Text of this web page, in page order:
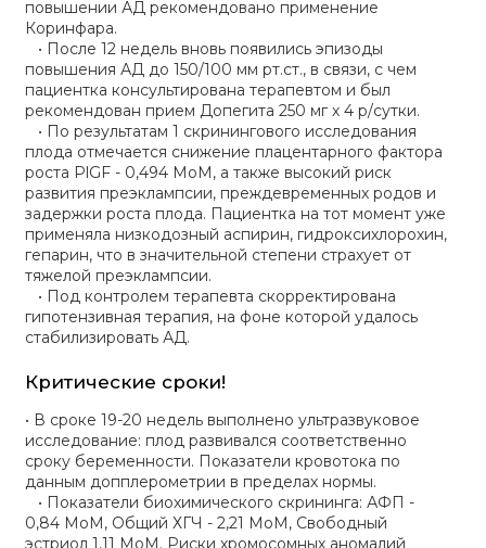
повышении АД рекомендовано применение
Коринфара.
• После 12 недель вновь появились эпизоды
повышения АД до 150/100 мм рт.ст., в связи, с чем
пациентка консультирована терапевтом и был
рекомендован прием Допегита 250 мг х 4 р/сутки.
• По результатам 1 скринингового исследования
плода отмечается снижение плацентарного фактора
роста PlGF - 0,494 МоМ, а также высокий риск
развития преэклампсии, преждевременных родов и
задержки роста плода. Пациентка на тот момент уже
применяла низкодозный аспирин, гидроксихлорохин,
гепарин, что в значительной степени страхует от
тяжелой преэклампсии.
• Под контролем терапевта скорректирована
гипотензивная терапия, на фоне которой удалось
стабилизировать АД.
Критические сроки!
• В сроке 19-20 недель выполнено ультразвуковое
исследование: плод развивался соответственно
сроку беременности. Показатели кровотока по
данным допплерометрии в пределах нормы.
• Показатели биохимического скрининга: АФП -
0,84 МоМ, Общий ХГЧ - 2,21 МоМ, Свободный
эстриол 1,11 МоМ. Риски хромосомных аномалий